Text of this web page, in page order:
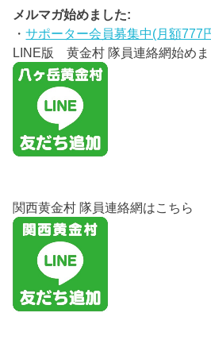
メルマガ始めました:
・サポーター会員募集中(月額777
LINE版 黄金村 隊員連絡網始めま
関西黄金村 隊員連絡網はこちら